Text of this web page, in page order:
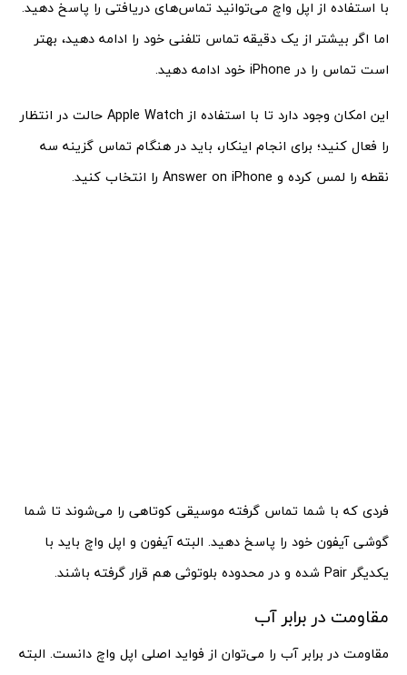
با استفاده از اپل واچ می‌توانید تماس‌های دریافتی را پاسخ دهید.
اما اگر بیشتر از یک دقیقه تماس تلفنی خود را ادامه دهید، بهتر
است تماس را در iPhone خود ادامه دهید.
این امکان وجود دارد تا با استفاده از Apple Watch حالت در انتظار
را فعال کنید؛ برای انجام اینکار، باید در هنگام تماس گزینه سه
نقطه را لمس کرده و Answer on iPhone را انتخاب کنید.
فردی که با شما تماس گرفته موسیقی کوتاهی را می‌شوند تا شما
گوشی آیفون خود را پاسخ دهید. البته آیفون و اپل واچ باید با
یکدیگر Pair شده و در محدوده بلوتوثی هم قرار گرفته باشند.
مقاومت در برابر آب
مقاومت در برابر آب را می‌توان از فواید اصلی اپل واچ دانست. البته